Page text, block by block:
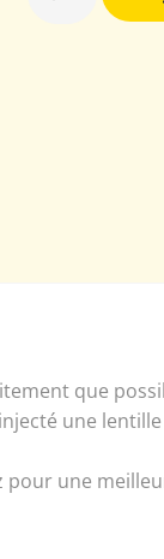
que
une
une